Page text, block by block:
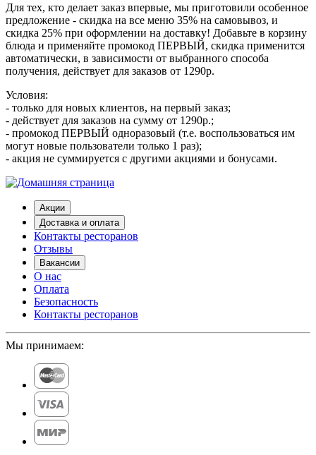
Для тех, кто делает заказ впервые, мы приготовили особенное
предложение - скидка на все меню 35% на самовывоз, и
скидка 25% при оформлении на доставку! Добавьте в корзину
блюда и применяйте промокод ПЕРВЫЙ, скидка применится
автоматически, в зависимости от выбранного способа
получения, действует для заказов от 1290р.
Условия:
- только для новых клиентов, на первый заказ;
- действует для заказов на сумму от 1290р.;
- промокод ПЕРВЫЙ одноразовый (т.е. воспользоваться им
могут новые пользователи только 1 раз);
- акция не суммируется с другими акциями и бонусами.
Акции
Доставка и оплата
Контакты ресторанов
Отзывы
Вакансии
О нас
Оплата
Безопасность
Контакты ресторанов
Мы принимаем: